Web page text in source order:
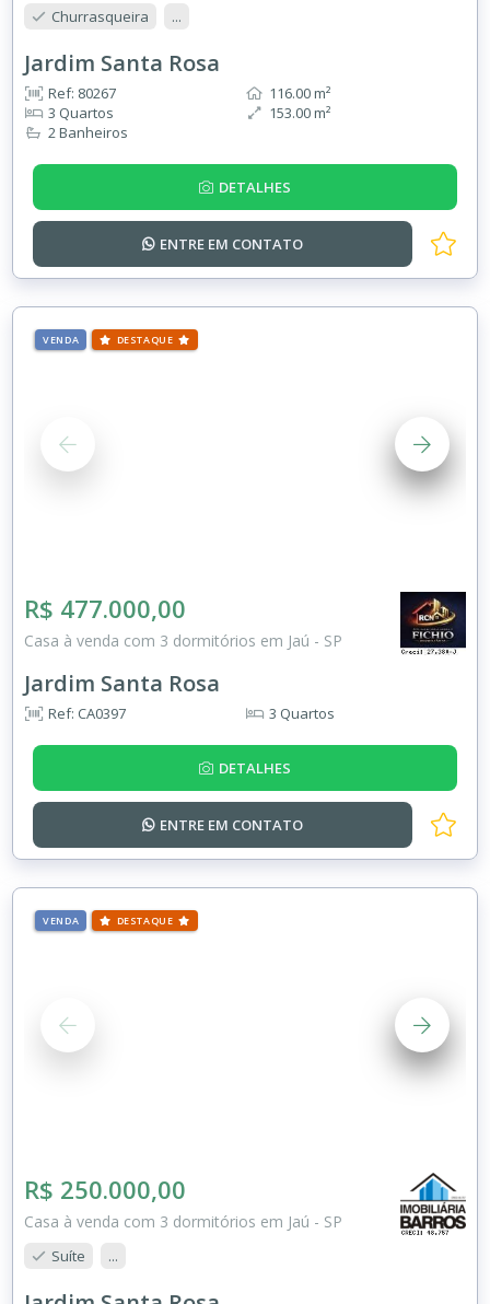
Churrasqueira
...
Jardim Santa Rosa
Ref: 80267
3 Quartos
2 Banheiros
116.00 m²
153.00 m²
DETALHES
ENTRE EM CONTATO
VENDA DESTAQUE
R$ 477.000,00
Casa à venda com 3 dormitórios em Jaú - SP
Jardim Santa Rosa
Ref: CA0397 3 Quartos
DETALHES
ENTRE EM CONTATO
VENDA DESTAQUE
R$ 250.000,00
Casa à venda com 3 dormitórios em Jaú - SP
Suíte ...